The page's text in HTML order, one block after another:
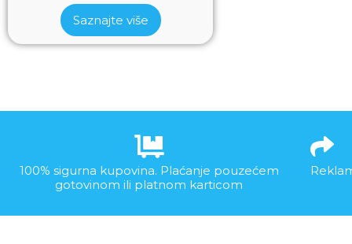
Saznajte više
100% sigurna kupovina. Plaćanje pouzećem
gotovinom ili platnom karticom